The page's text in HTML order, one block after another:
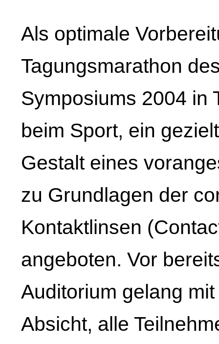
Als optimale
Tagungsmarathon
Symposiums 2004 in
beim Sport, ein
Gestalt eines
zu Grundlagen der
Kontaktlinsen
angeboten. Vor
Auditorium gelang
Absicht, alle